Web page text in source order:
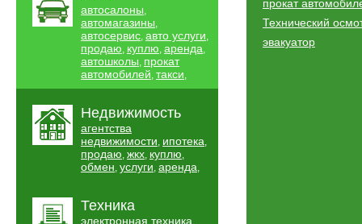
автосалоны,
автомагазины,
автосервис, авто услуги,
продаю, куплю, аренда,
автошколы, прокат
автомобилей, такси,
Недвижимость
агентства
недвижимости, ипотека,
продаю, жкх, куплю,
обмен, услуги, аренда,
Техника
электронная техника,
прокат
Технический
эвакуатор